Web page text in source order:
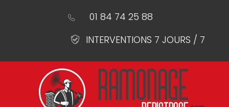
01 84 74 25 88
INTERVENTIONS 7 JOURS / 7